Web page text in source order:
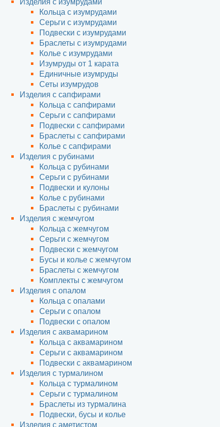
Кольца с изумрудами
Серьги с изумрудами
Подвески с изумрудами
Браслеты с изумрудами
Колье с изумрудами
Изумруды от 1 карата
Единичные изумруды
Сеты изумрудов
Изделия с сапфирами
Кольца с сапфирами
Серьги с сапфирами
Подвески с сапфирами
Браслеты с сапфирами
Колье с сапфирами
Изделия с рубинами
Кольца с рубинами
Серьги с рубинами
Подвески и кулоны
Колье с рубинами
Браслеты с рубинами
Изделия с жемчугом
Кольца с жемчугом
Серьги с жемчугом
Подвески с жемчугом
Бусы и колье с жемчугом
Браслеты с жемчугом
Комплекты с жемчугом
Изделия с опалом
Кольца с опалами
Серьги с опалом
Подвески с опалом
Изделия с аквамарином
Кольца с аквамарином
Серьги с аквамарином
Подвески с аквамарином
Изделия с турмалином
Кольца с турмалином
Серьги с турмалином
Браслеты из турмалина
Подвески, бусы и колье
Изделия с аметистом